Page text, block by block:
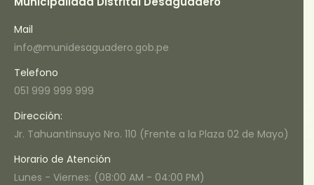
Mail
info@munidesaguadero.gob.pe
Telefono
051 999 999 999
Dirección:
Jr. Tahuantinsuyo Nro. 110 (Frente a la Plaza 02 de Mayo)
Horario de Atención
Lunes - Viernes: (08:00 AM - 04:00 PM)